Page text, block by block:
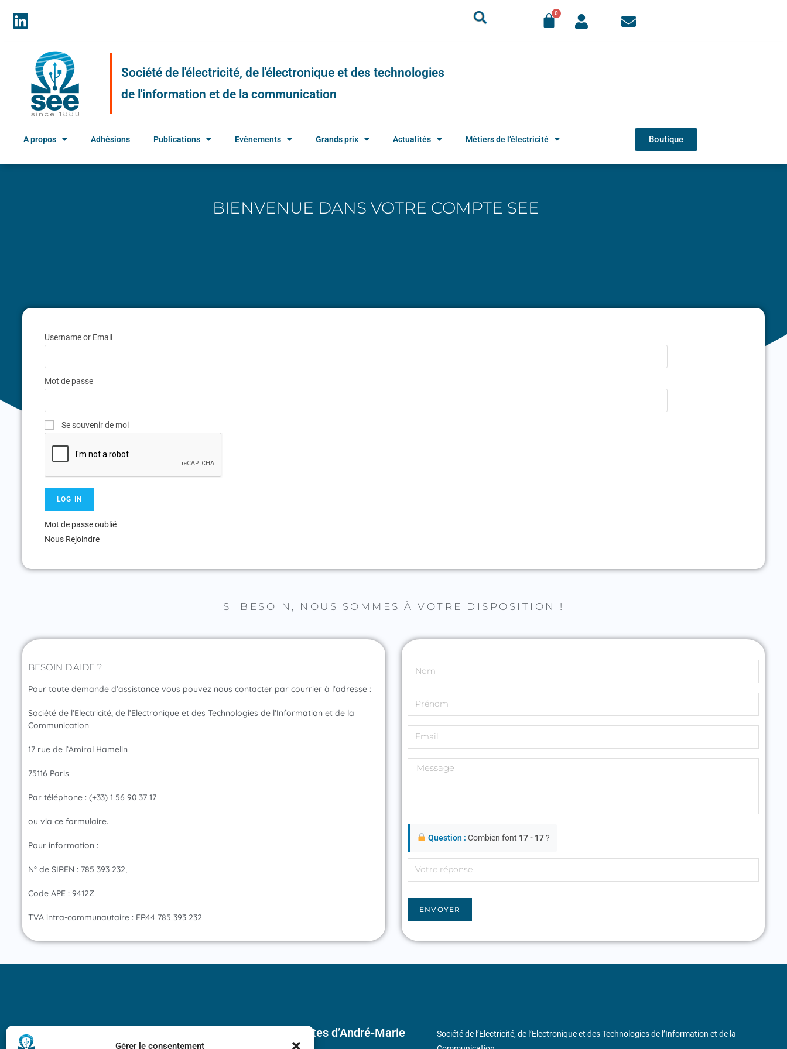
Gérer le consentement
Société de l'électricité, de l'électronique et des technologies
de l'information et de la communication
A propos Adhésions Publications Evènements Grands prix Actualités Métiers de l’électricité Boutique
BIENVENUE DANS VOTRE COMPTE SEE
Username or Email
Mot de passe
Se souvenir de moi
Mot de passe oublié
Nous Rejoindre
SI BESOIN, NOUS SOMMES À VOTRE DISPOSITION !
BESOIN D'AIDE ?
Pour toute demande d’assistance vous pouvez nous contacter par courrier à l’adresse :
Société de l’Electricité, de l’Electronique et des Technologies de l’Information et de la
Communication
17 rue de l’Amiral Hamelin
75116 Paris
Par téléphone : (+33) 1 56 90 37 17
ou via ce formulaire.
Pour information :
N° de SIREN : 785 393 232,
Code APE : 9412Z
TVA intra-communautaire : FR44 785 393 232
Question : Combien font 17 - 17?
ENVOYER
Bicentenaire des découvertes d’André-Marie
Ampère
Société de l’Electricité, de l’Electronique et des Technologies de l’Information et de la